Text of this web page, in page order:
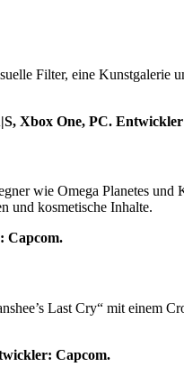
Filter, eine Kunstgalerie
Xbox One, PC.
wie Omega Planetes und
und kosmetische Inhalte.
Capcom.
Last Cry“ mit einem
Capcom.